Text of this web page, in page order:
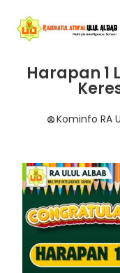
Harapan 1
Kominfo RA